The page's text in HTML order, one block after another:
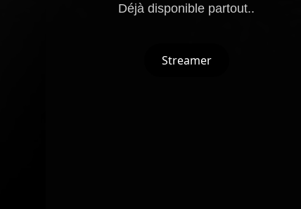
Déjà disponible partout..
Streamer